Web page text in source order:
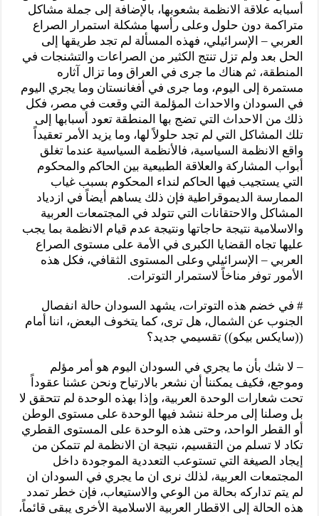
أسبابه علاقة الانظمة بشعوبها، بالإضافة إلى جملة مشاكل
متراكمة دون حلول وعلى رأسها مشكلة استمرار الصراع
العربي – الإسرائيلي، فهذه المسألة لم تجد طريقها إلى
الحل بعد ولم تزل تنتج الكثير من الصراعات والتشنجات في
المنطقة، ثم هناك ما جرى في العراق وما تزال آثاره
مستمرة إلى اليوم، وما جرى في أفغانستان وما يجري اليوم
في السودان والاحداث المؤلمة التي وقعت في مصر، فكل
ذلك من الاحداث التي تضج بها المنطقة تعود أسبابها إلى
تلك المشاكل التي لم تجد حلولاً لها، وما يزيد الأمر تعقيداً
واقع الانظمة السياسية، فالأنظمة السياسية عندما تغلق
أبواب المشاركة والعلاقة الطبيعية بين الحاكم والمحكوم
التي يستجيب فيها الحاكم لنداء المحكوم بسبب غياب
الممارسة الديموقراطية فإن ذلك يساهم أيضاً في ازدياد
المشاكل والاحتقانات التي تتولد في المجتمعات العربية
والاسلامية نتيجة حاجاتها ونتيجة عدم قيام الانظمة بما يجب
عليها تجاه القضايا الكبرى في الأمة على مستوى الصراع
العربي – الإسرائيلي وعلى المستوى الثقافي، فكل هذه
الأمور توفر مناخاً لاستمرار التوترات.
# في خضم هذه التوترات، يشهد السودان حالة انفصال
الجنوب عن الشمال، هل ترى، كما يتخوف البعض، اننا أمام
((سايكس بيكو)) تقسيمي جديد؟
– لا شك بأن ما يجري في السودان اليوم هو أمر مؤلم
وموجع، فكيف يمكننا أن نشعر بالارتياح ونحن عشنا عقوداً
تحت شعارات الوحدة العربية، وإذا بهذه الوحدة لم تتحقق لا
بل وصلنا إلى مرحلة ننشد فيها الوحدة على مستوى الوطن
أو القطر الواحد، وحتى هذه الوحدة على المستوى القطري
تكاد لا تسلم من التقسيم، نتيجة ان الانظمة لم تتمكن من
إيجاد الصيغة التي تستوعب التعددية الموجودة داخل
المجتمعات العربية، لذلك نرى ان ما يجري في السودان ان
لم يتم تداركه بحالة من الوعي والاستيعاب، فإن خطر تمدد
هذه الحالة إلى الاقطار العربية الاسلامية الأخرى يبقى قائماً،